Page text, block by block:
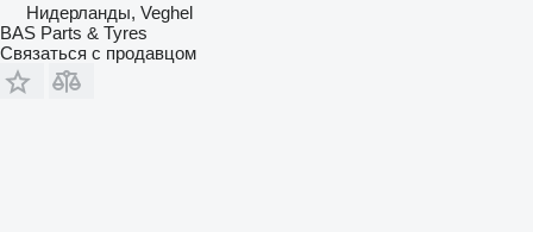
Нидерланды, Veghel
BAS Parts & Tyres
Связаться с продавцом